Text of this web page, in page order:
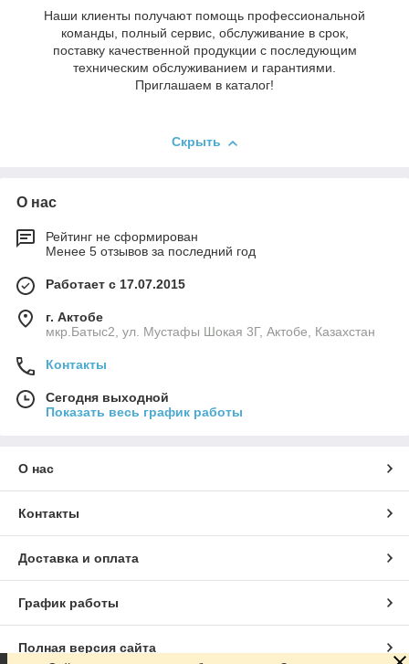
Наши клиенты получают помощь профессиональной
команды, полный сервис, обслуживание в срок,
поставку качественной продукции с последующим
техническим обслуживанием и гарантиями.
Приглашаем в каталог!
Скрыть
О нас
Рейтинг не сформирован
Менее 5 отзывов за последний год
Работает с 17.07.2015
г. Актобе
мкр.Батыс2, ул. Мустафы Шокая 3Г, Актобе, Казахстан
Контакты
Сегодня выходной
Показать весь график работы
О нас
Контакты
Доставка и оплата
График работы
Полная версия сайта